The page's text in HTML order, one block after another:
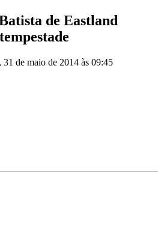
de Eastland
31 de maio de 2014 às 09:45